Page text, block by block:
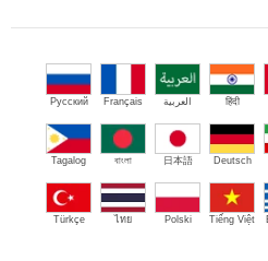
हिंदी العربية Français
Русский
Deutsch
日本語
বাংলা
Tagalog
Tiếng Việt
Polski
ไทย
Türkçe